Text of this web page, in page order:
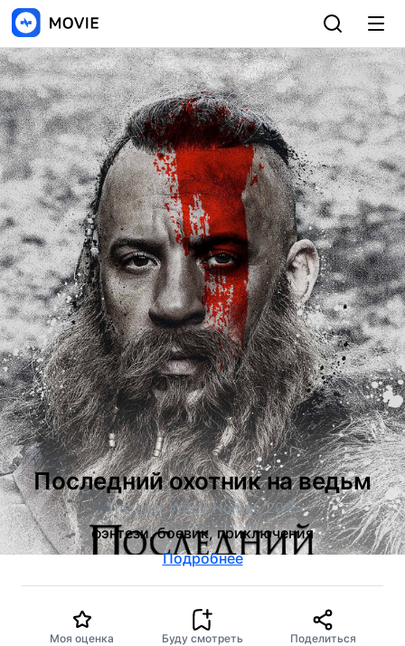
Последний охотник на ведьм
The Last Witch Hunter, 2015
фэнтези, боевик, приключения
Подробнее
Моя оценка Буду смотреть Поделиться